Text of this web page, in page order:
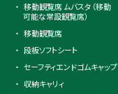
移動観覧席 ムバスタ（移動
可能な常設観覧席）
移動観覧席
段板ソフトシート
セーフティエンドゴムキャップ
収納キャリィ